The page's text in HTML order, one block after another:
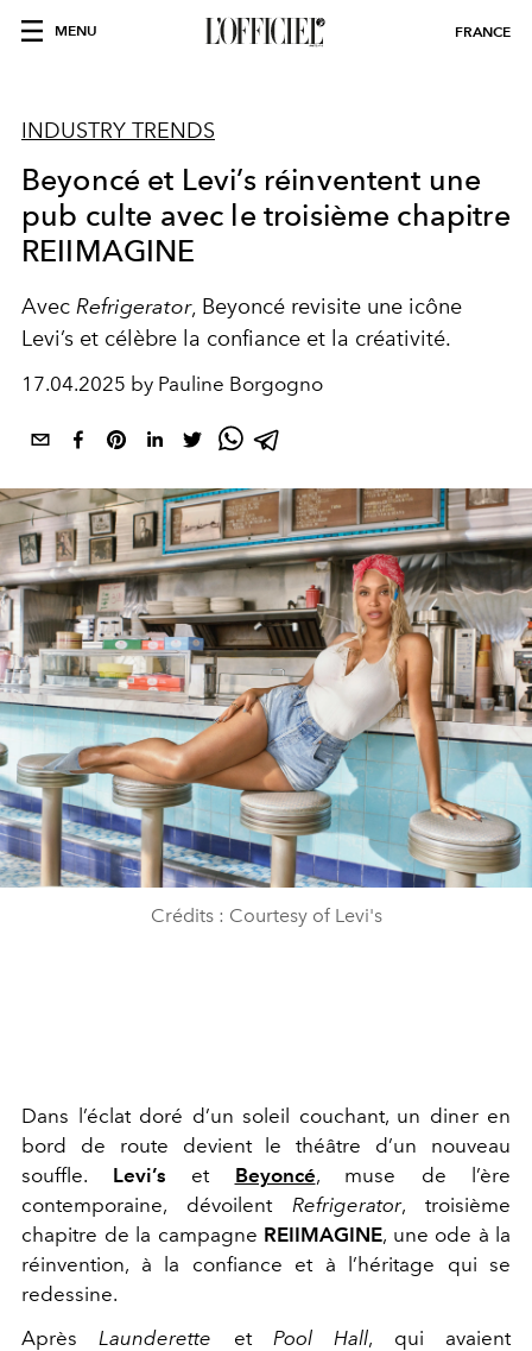
MENU FRANCE
INDUSTRY TRENDS
Beyoncé et Levi’s réinventent une
pub culte avec le troisième chapitre
REIIMAGINE
Avec Refrigerator, Beyoncé revisite une icône
Levi’s et célèbre la confiance et la créativité.
17.04.2025 by Pauline Borgogno
Crédits : Courtesy of Levi's
Dans l’éclat doré d’un soleil couchant, un diner en
bord de route devient le théâtre d’un nouveau
souffle. Levi’s et Beyoncé, muse de l’ère
contemporaine, dévoilent Refrigerator, troisième
chapitre de la campagne REIIMAGINE, une ode à la
réinvention, à la confiance et à l’héritage qui se
redessine.
Après Launderette et Pool Hall, qui avaient